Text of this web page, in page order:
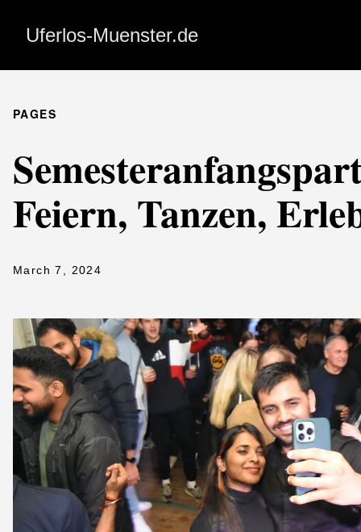
Uferlos-Muenster.de
PAGES
Feiern, Tanzen,
March 7, 2024